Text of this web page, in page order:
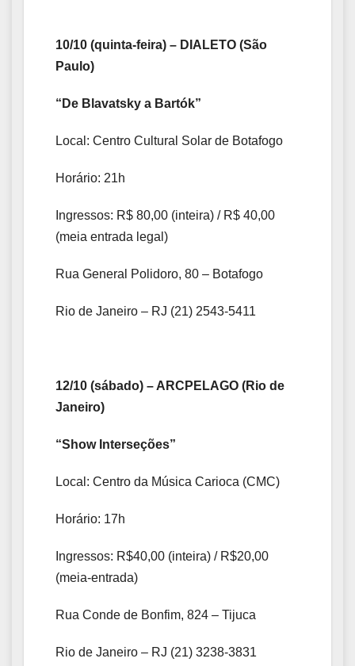
10/10 (quinta-feira) – DIALETO (São
Paulo)
“De Blavatsky a Bartók”
Local: Centro Cultural Solar de Botafogo
Horário: 21h
Ingressos: R$ 80,00 (inteira) / R$ 40,00
(meia entrada legal)
Rua General Polidoro, 80 – Botafogo
Rio de Janeiro – RJ (21) 2543-5411
12/10 (sábado) – ARCPELAGO (Rio de
Janeiro)
“Show Interseções”
Local: Centro da Música Carioca (CMC)
Horário: 17h
Ingressos: R$40,00 (inteira) / R$20,00
(meia-entrada)
Rua Conde de Bonfim, 824 – Tijuca
Rio de Janeiro – RJ (21) 3238-3831